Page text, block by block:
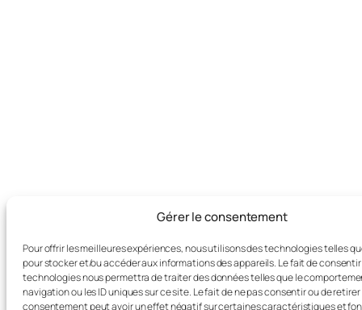
Gérer le consentement
Pour offrir les meilleures expériences, nous utilisons des technologies telles
pour stocker et/ou accéder aux informations des appareils. Le fait de
technologies nous permettra de traiter des données telles que le
navigation ou les ID uniques sur ce site. Le fait de ne pas consentir ou de retirer
consentement peut avoir un effet négatif sur certaines caractéristiques et